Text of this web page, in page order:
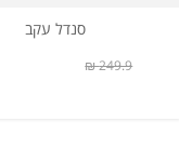
סנדל עקב
249.9 ₪